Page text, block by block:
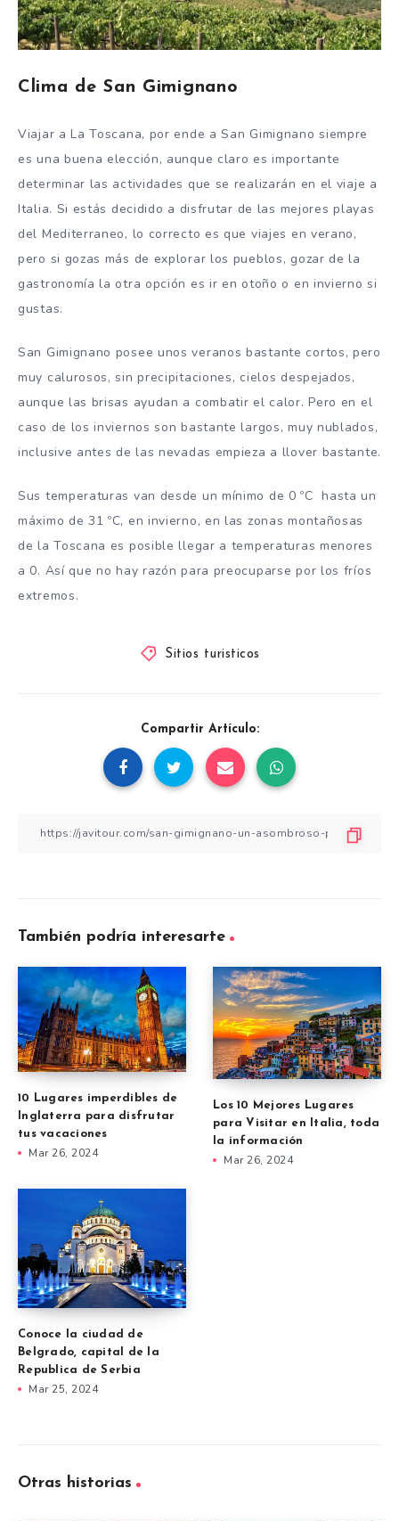
Clima de San Gimignano
Viajar a La Toscana, por ende a San Gimignano siempre
es una buena elección, aunque claro es importante
determinar las actividades que se realizarán en el viaje a
Italia. Si estás decidido a disfrutar de las mejores playas
del Mediterraneo, lo correcto es que viajes en verano,
pero si gozas más de explorar los pueblos, gozar de la
gastronomía la otra opción es ir en otoño o en invierno si
gustas.
San Gimignano posee unos veranos bastante cortos, pero
muy calurosos, sin precipitaciones, cielos despejados,
aunque las brisas ayudan a combatir el calor. Pero en el
caso de los inviernos son bastante largos, muy nublados,
inclusive antes de las nevadas empieza a llover bastante.
Sus temperaturas van desde un mínimo de 0 ºC hasta un
máximo de 31 ºC, en invierno, en las zonas montañosas
de la Toscana es posible llegar a temperaturas menores
a 0. Así que no hay razón para preocuparse por los fríos
extremos.
Sitios turisticos
Compartir Artículo:
También podría interesarte
10 Lugares imperdibles de
Inglaterra para disfrutar
tus vacaciones
Mar 26, 2024
Los 10 Mejores Lugares
para Visitar en Italia, toda
la información
Mar 26, 2024
Conoce la ciudad de
Belgrado, capital de la
Republica de Serbia
Mar 25, 2024
Otras historias